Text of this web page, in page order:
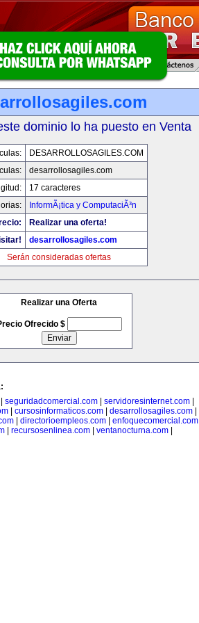
dominio lo ha puesto en Venta
DESARROLLOSAGILES.COM
desarrollosagiles.com
17 caracteres
InformÃ¡tica y ComputaciÃ³n
Realizar una oferta!
desarrollosagiles.com
Serán consideradas ofertas
Realizar una Oferta
Ofrecido $
seguridadcomercial.com| servidoresinternet.com|
| cursosinformaticos.com| desarrollosagiles.com|
directorioempleos.com enfoquecomercial.com
recursosenlinea.com ventanocturna.com